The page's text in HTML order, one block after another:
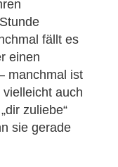
fällt es
einen
manchmal ist
auch
zuliebe“
sie gerade